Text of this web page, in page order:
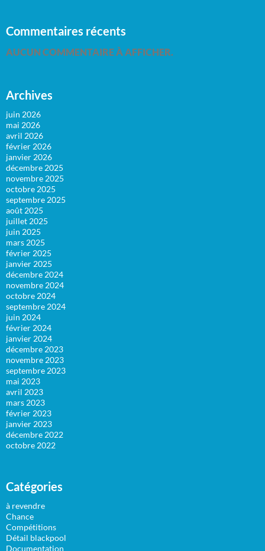
Commentaires récents
AUCUN COMMENTAIRE À AFFICHER.
Archives
juin 2026
mai 2026
avril 2026
février 2026
janvier 2026
décembre 2025
novembre 2025
octobre 2025
septembre 2025
août 2025
juillet 2025
juin 2025
mars 2025
février 2025
janvier 2025
décembre 2024
novembre 2024
octobre 2024
septembre 2024
juin 2024
février 2024
janvier 2024
décembre 2023
novembre 2023
septembre 2023
mai 2023
avril 2023
mars 2023
février 2023
janvier 2023
décembre 2022
octobre 2022
Catégories
à revendre
Chance
Compétitions
Détail blackpool
Documentation